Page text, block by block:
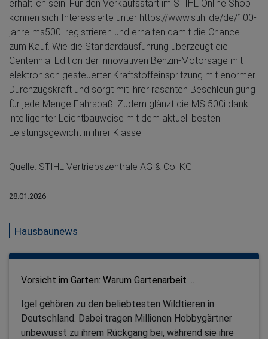
erhältlich sein. Für den Verkaufsstart im STIHL Online Shop
können sich Interessierte unter https://www.stihl.de/de/100-
jahre-ms500i registrieren und erhalten damit die Chance
zum Kauf. Wie die Standardausführung überzeugt die
Centennial Edition der innovativen Benzin-Motorsäge mit
elektronisch gesteuerter Kraftstoffeinspritzung mit enormer
Durchzugskraft und sorgt mit ihrer rasanten Beschleunigung
für jede Menge Fahrspaß. Zudem glänzt die MS 500i dank
intelligenter Leichtbauweise mit dem aktuell besten
Leistungsgewicht in ihrer Klasse.
Quelle: STIHL Vertriebszentrale AG & Co. KG
28.01.2026
Hausbaunews
Vorsicht im Garten: Warum Gartenarbeit ...
Igel gehören zu den beliebtesten Wildtieren in
Deutschland. Dabei tragen Millionen Hobbygärtner
unbewusst zu ihrem Rückgang bei, während sie ihre